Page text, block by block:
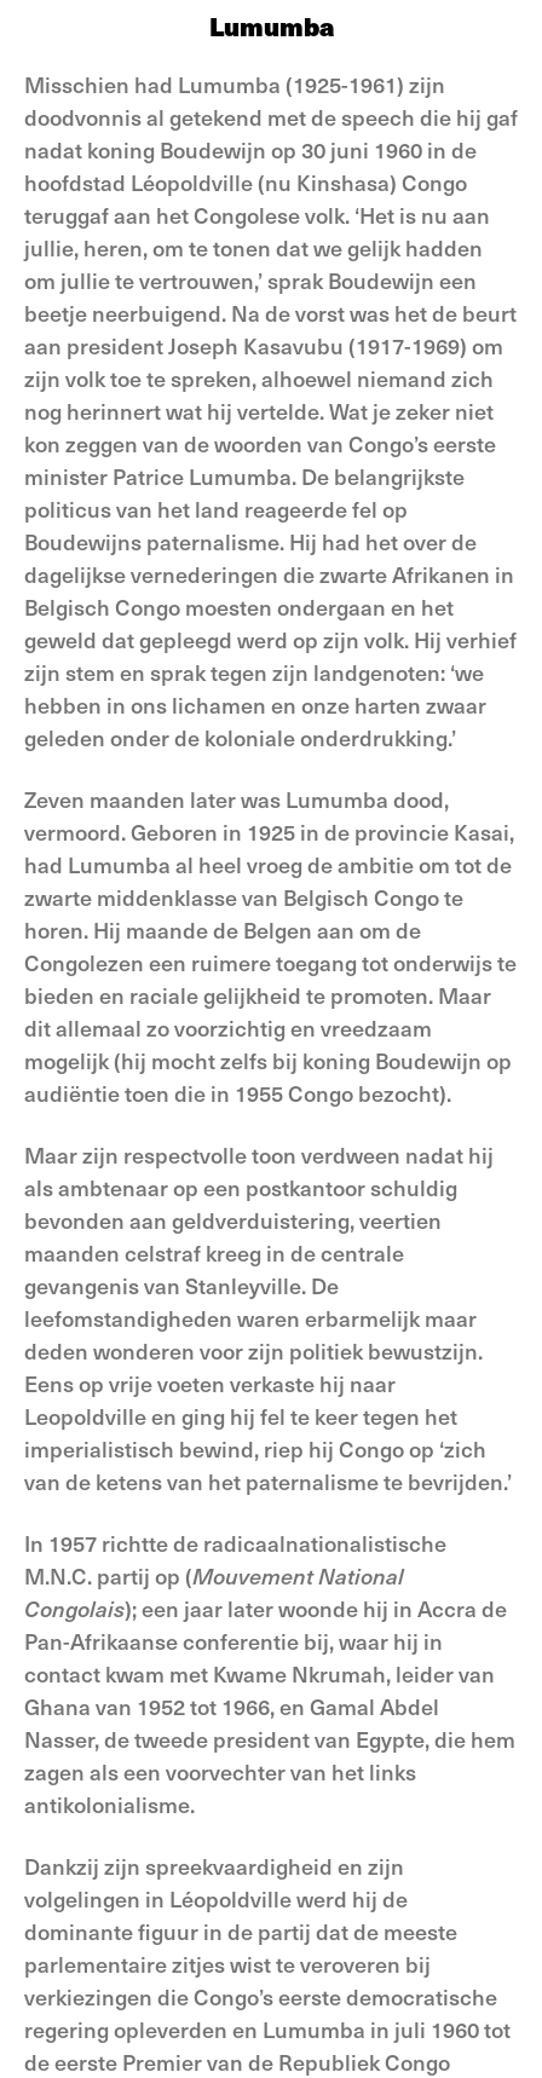
Lumumba
Misschien had Lumumba (1925-1961) zijn
doodvonnis al getekend met de speech die hij gaf
nadat koning Boudewijn op 30 juni 1960 in de
hoofdstad Léopoldville (nu Kinshasa) Congo
teruggaf aan het Congolese volk. ‘Het is nu aan
jullie, heren, om te tonen dat we gelijk hadden
om jullie te vertrouwen,’ sprak Boudewijn een
beetje neerbuigend. Na de vorst was het de beurt
aan president Joseph Kasavubu (1917-1969) om
zijn volk toe te spreken, alhoewel niemand zich
nog herinnert wat hij vertelde. Wat je zeker niet
kon zeggen van de woorden van Congo’s eerste
minister Patrice Lumumba. De belangrijkste
politicus van het land reageerde fel op
Boudewijns paternalisme. Hij had het over de
dagelijkse vernederingen die zwarte Afrikanen in
Belgisch Congo moesten ondergaan en het
geweld dat gepleegd werd op zijn volk. Hij verhief
zijn stem en sprak tegen zijn landgenoten: ‘we
hebben in ons lichamen en onze harten zwaar
geleden onder de koloniale onderdrukking.’
Zeven maanden later was Lumumba dood,
vermoord. Geboren in 1925 in de provincie Kasai,
had Lumumba al heel vroeg de ambitie om tot de
zwarte middenklasse van Belgisch Congo te
horen. Hij maande de Belgen aan om de
Congolezen een ruimere toegang tot onderwijs te
bieden en raciale gelijkheid te promoten. Maar
dit allemaal zo voorzichtig en vreedzaam
mogelijk (hij mocht zelfs bij koning Boudewijn op
audiëntie toen die in 1955 Congo bezocht).
Maar zijn respectvolle toon verdween nadat hij
als ambtenaar op een postkantoor schuldig
bevonden aan geldverduistering, veertien
maanden celstraf kreeg in de centrale
gevangenis van Stanleyville. De
leefomstandigheden waren erbarmelijk maar
deden wonderen voor zijn politiek bewustzijn.
Eens op vrije voeten verkaste hij naar
Leopoldville en ging hij fel te keer tegen het
imperialistisch bewind, riep hij Congo op ‘zich
van de ketens van het paternalisme te bevrijden.’
In 1957 richtte de radicaalnationalistische
M.N.C. partij op (Mouvement National
Congolais); een jaar later woonde hij in Accra de
Pan-Afrikaanse conferentie bij, waar hij in
contact kwam met Kwame Nkrumah, leider van
Ghana van 1952 tot 1966, en Gamal Abdel
Nasser, de tweede president van Egypte, die hem
zagen als een voorvechter van het links
antikolonialisme.
Dankzij zijn spreekvaardigheid en zijn
volgelingen in Léopoldville werd hij de
dominante figuur in de partij dat de meeste
parlementaire zitjes wist te veroveren bij
verkiezingen die Congo’s eerste democratische
regering opleverden en Lumumba in juli 1960 tot
de eerste Premier van de Republiek Congo